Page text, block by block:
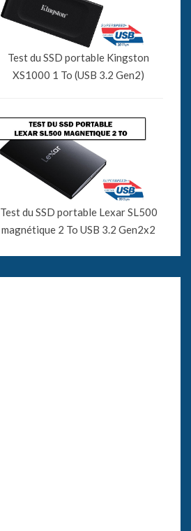
Test du SSD portable Kingston
XS1000 1 To (USB 3.2 Gen2)
Test du SSD portable Lexar SL500
magnétique 2 To USB 3.2 Gen2x2